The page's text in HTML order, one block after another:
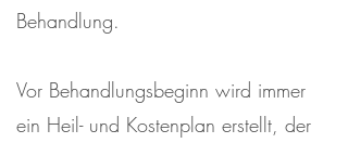
Behandlung.
Vor Behandlungsbeginn wird immer
ein Heil- und Kostenplan erstellt, der